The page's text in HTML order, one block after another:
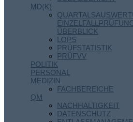
MD(K)
ÜBERBLICK
LOPS
PRÜFSTATISTIK
PRÜFVV
POLITIK
PERSONAL
MEDIZIN
FACHBEREICHE
QM
NACHHALTIGKEIT
DATENSCHUTZ